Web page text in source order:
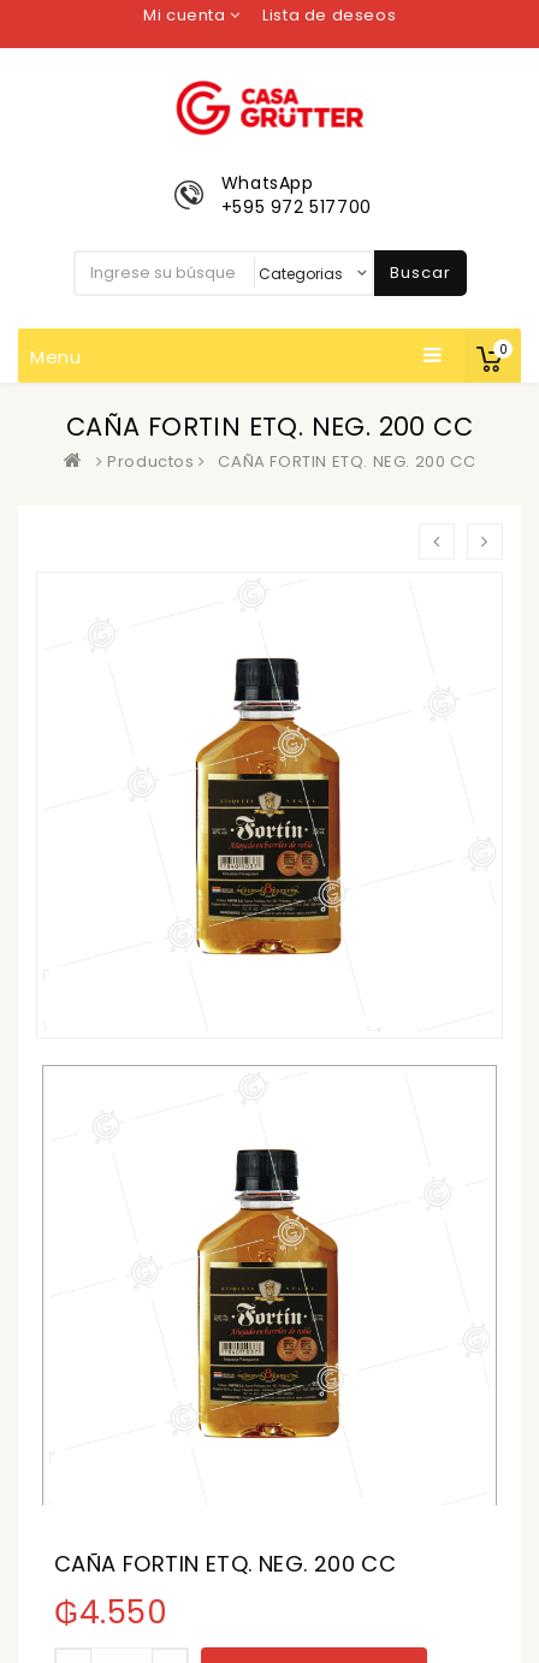
Mi cuenta Lista de deseos
0
WhatsApp
+595 972 517700
Buscar
Menu
CAÑA FORTIN ETQ. NEG. 200 CC
Productos CAÑA FORTIN ETQ. NEG. 200 CC
CAÑA FORTIN ETQ. NEG. 200 CC
₲4.550